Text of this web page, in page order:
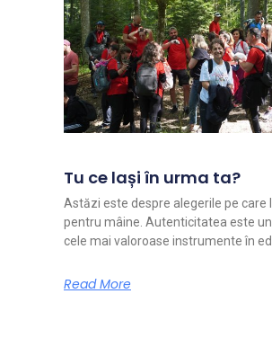
Tu ce lași în urma ta?
Astăzi este despre alegerile pe care
pentru mâine. Autenticitatea este
cele mai valoroase instrumente în
Read More